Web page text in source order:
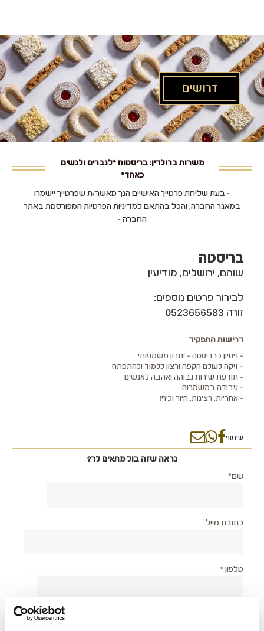
דרושים
משרות ברולדין: בריסטות *לגברים ולנשים
כאחד*
- בעת שליחת פרטייך האישיים הנך מאשר/ת שפרטייך יישמרו
במאגר החברה, והכל בהתאם למדיניות הפרטיות המפורסמת באתר
החברה -
בריסטה
שוהם, ירושלים, מודיעין
לבירור פרטים נוספים:
זורה 0523656583
דרישות התפקיד
– ניסיון כבריסטה – יתרון משמעותי
– זיקה לעולם הקפה ורצון ללמוד ולהתפתח
– תודעת שירות גבוהה ואהבה לאנשים
– עבודה במשמרות
– אחריות, רצינות, חיוך וכיף!
שיתוף
נראה שזה בול מתאים לך?
שם*
כתובת מייל
טלפון *